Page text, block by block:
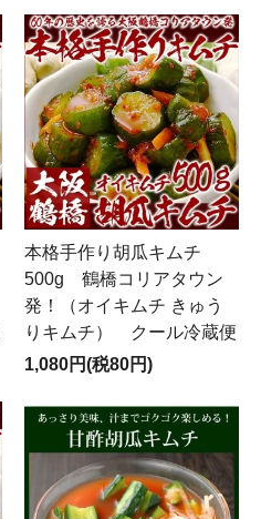
本格手作り胡瓜キムチ
500g 鶴橋コリアタウン
発！（オイキムチ きゅう
りキムチ） クール冷蔵便
1,080円(税80円)